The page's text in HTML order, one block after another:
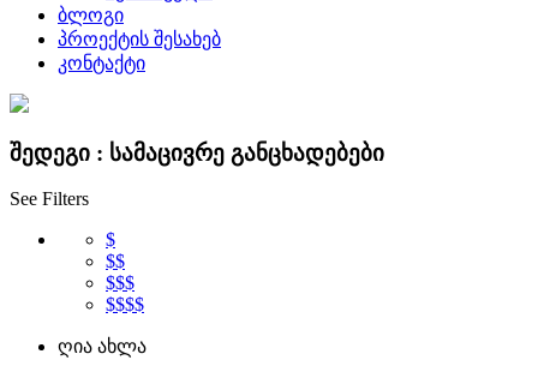
ბლოგი
პროექტის შესახებ
კონტაქტი
შედეგი : სამაცივრე განცხადებები
See Filters
$
$$
$$$
$$$$
ღია ახლა